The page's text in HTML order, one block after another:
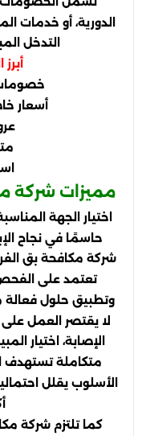
الدورية، أو خدمات
التدخل
أبرز
أسعار
مميزات شركة
اختيار الجهة
حاسمًا في نجاح
شركة مكافحة بق
تعتمد على
وتطبيق حلول فعالة
لا يقتصر العمل
الإصابة، اختيار
متكاملة تستهدف
الأسلوب يقلل
كما تلتزم شركة